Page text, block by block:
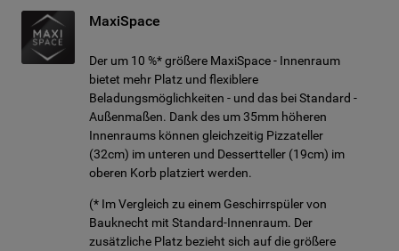
MaxiSpace
Der um 10 %* größere MaxiSpace - Innenraum
bietet mehr Platz und flexiblere
Beladungsmöglichkeiten - und das bei Standard -
Außenmaßen. Dank des um 35mm höheren
Innenraums können gleichzeitig Pizzateller
(32cm) im unteren und Dessertteller (19cm) im
oberen Korb platziert werden.
(* Im Vergleich zu einem Geschirrspüler von
Bauknecht mit Standard-Innenraum. Der
zusätzliche Platz bezieht sich auf die größere